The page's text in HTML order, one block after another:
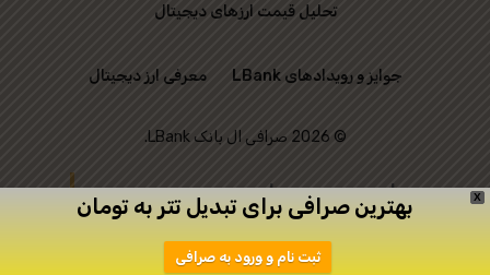
تحلیل قیمت ارزهای دیجیتال
جوایز و رویدادهای LBank معرفی ارز دیجیتال
© 2026 صرافی ال بانک LBank.
این وب‌ سایت رسمی
صرافی LBank نیست و
X بهترین صرافی برای تبدیل تتر به تومان
ثبت نام و ورود به صرافی